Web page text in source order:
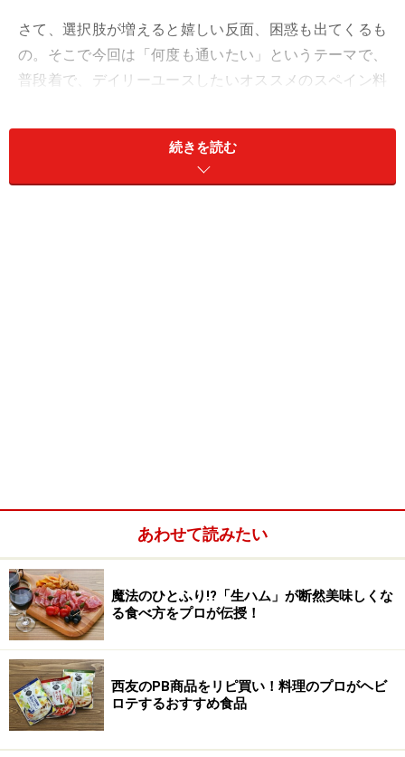
さて、選択肢が増えると嬉しい反面、困惑も出てくるも
の。そこで今回は「何度も通いたい」というテーマで、
普段着で、デイリーユースしたいオススメのスペイン料
「マリスケリア ソル」金子さんのサーブはスマートで全て
が「ちょうどいい」
この店のもう1つの魅力は統括マネージャー金子さん。
お料理に合わせたワインのご紹介など、こちらが気づく
続きを読む
あわせて読みたい
魔法のひとふり!?「生ハム」が断然美味しくな
る食べ方をプロが伝授！
西友のPB商品をリピ買い！料理のプロがヘビ
ロテするおすすめ食品